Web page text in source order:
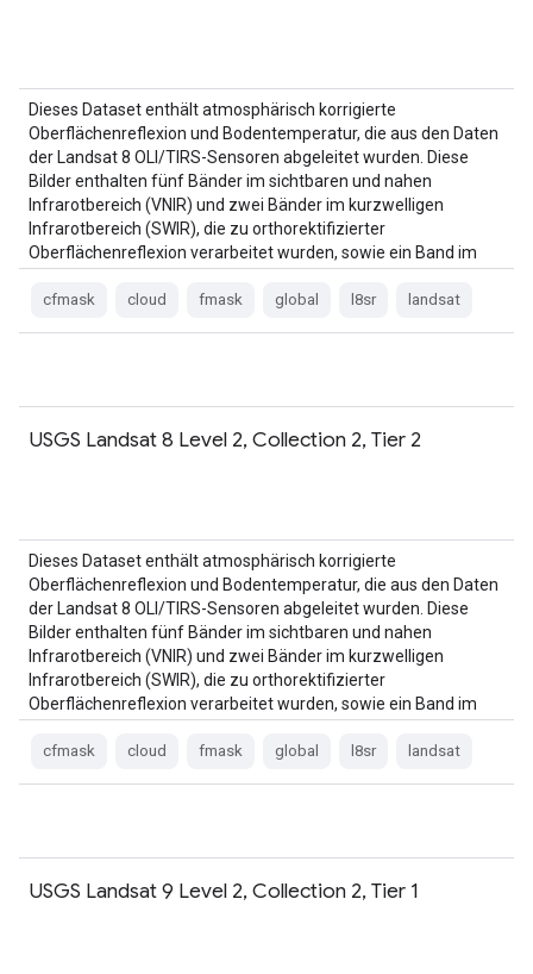
Dieses Dataset enthält atmosphärisch korrigierte
Oberflächenreflexion und Bodentemperatur, die aus den Daten
der Landsat 8 OLI/TIRS-Sensoren abgeleitet wurden. Diese
Bilder enthalten fünf Bänder im sichtbaren und nahen
Infrarotbereich (VNIR) und zwei Bänder im kurzwelligen
Infrarotbereich (SWIR), die zu orthorektifizierter
Oberflächenreflexion verarbeitet wurden, sowie ein Band im
cfmask cloud fmask global l8sr landsat
USGS Landsat 8 Level 2, Collection 2, Tier 2
Dieses Dataset enthält atmosphärisch korrigierte
Oberflächenreflexion und Bodentemperatur, die aus den Daten
der Landsat 8 OLI/TIRS-Sensoren abgeleitet wurden. Diese
Bilder enthalten fünf Bänder im sichtbaren und nahen
Infrarotbereich (VNIR) und zwei Bänder im kurzwelligen
Infrarotbereich (SWIR), die zu orthorektifizierter
Oberflächenreflexion verarbeitet wurden, sowie ein Band im
cfmask cloud fmask global l8sr landsat
USGS Landsat 9 Level 2, Collection 2, Tier 1